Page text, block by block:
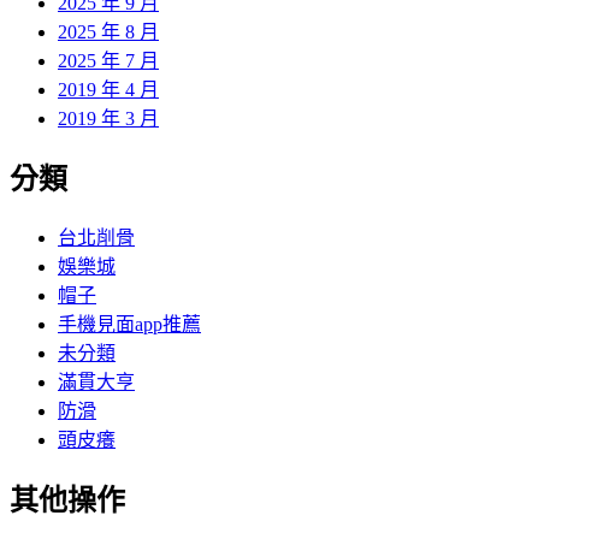
2025 年 8 月
2025 年 7 月
2019 年 4 月
2019 年 3 月
分類
台北削骨
娛樂城
帽子
手機見面app推薦
未分類
滿貫大亨
防滑
頭皮癢
其他操作